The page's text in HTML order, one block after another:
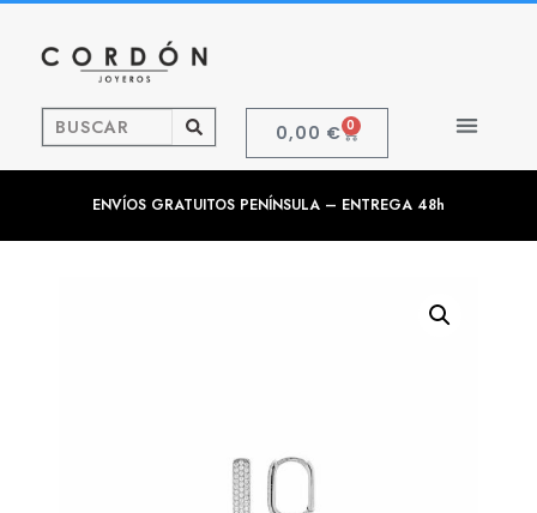
0,00 € 0
ENVÍOS GRATUITOS PENÍNSULA – ENTREGA 48h